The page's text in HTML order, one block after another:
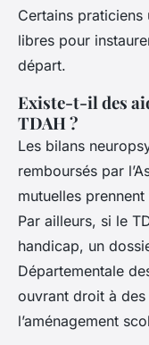
Certains
libres pour
départ.
Existe-t-il des
TDAH ?
Les bilans
remboursés par
mutuelles
Par ailleurs, si le
handicap, un
Départementale
ouvrant droit à
l’aménagement